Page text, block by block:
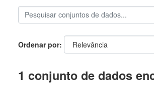
Ordenar por
1 conjunto de dados